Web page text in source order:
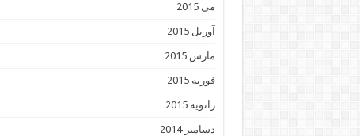
می 2015
آوریل 2015
مارس 2015
فوریه 2015
ژانویه 2015
دسامبر 2014